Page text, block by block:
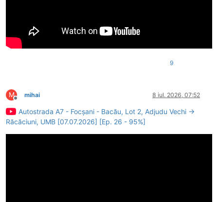
9
M
Deconectat
mihai 8 iul. 2026, 07:52
Autostrada A7 - Focșani - Bacău, Lot 2, Adjudu Vechi →
Răcăciuni, UMB [07.07.2026] [Ep. 26 - 95%]